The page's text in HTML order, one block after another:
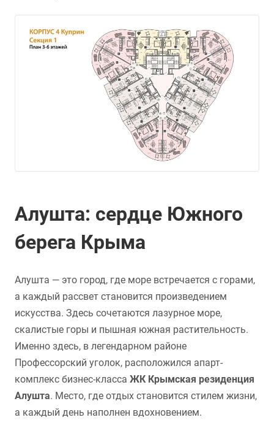
Алушта: сердце Южного
берега Крыма
Алушта — это город, где море встречается с горами,
а каждый рассвет становится произведением
искусства. Здесь сочетаются лазурное море,
скалистые горы и пышная южная растительность.
Именно здесь, в легендарном районе
Профессорский уголок, расположился апарт-
комплекс бизнес-класса ЖК Крымская резиденция
Алушта. Место, где отдых становится стилем жизни,
а каждый день наполнен вдохновением.